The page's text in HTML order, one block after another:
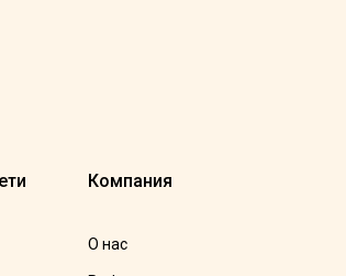
Компания
О нас